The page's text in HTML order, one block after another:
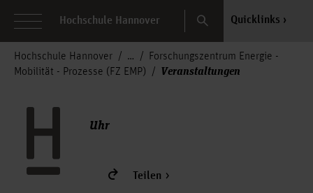
Hochschule Hannover Search Quicklinks
Hochschule Hannover
Forschungszentrum Energie -
Mobilität - Prozesse (FZ EMP)
Veranstaltungen
Uhr
Teilen